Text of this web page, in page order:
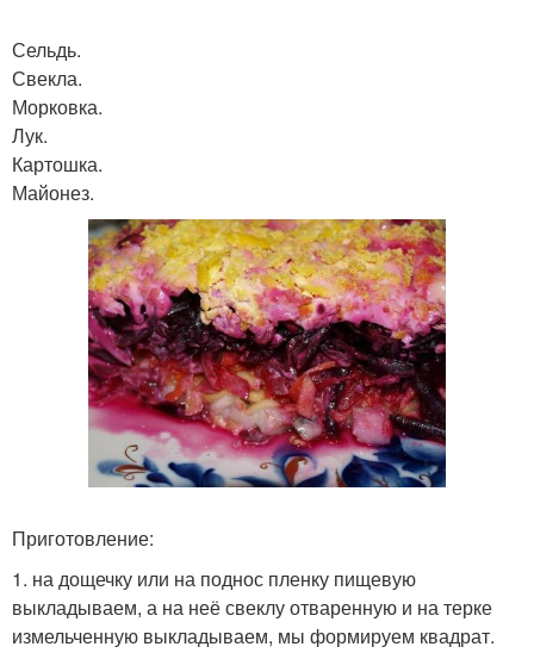
Сельдь.
Свекла.
Морковка.
Лук.
Картошка.
Майонез.
Приготовление:
1. на дощечку или на поднос пленку пищевую
выкладываем, а на неё свеклу отваренную и на терке
измельченную выкладываем, мы формируем квадрат.